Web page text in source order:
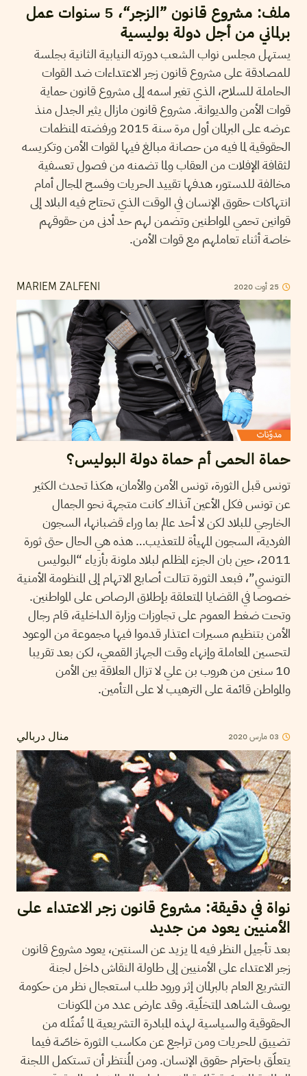
ملف: مشروع قانون ”الزجر“، 5 سنوات عمل
برلماني من أجل دولة بوليسية
يستهل مجلس نواب الشعب دورته النيابية الثانية بجلسة
للمصادقة على مشروع قانون زجر الاعتداءات ضد القوات
الحاملة للسلاح، الذي تغير اسمه إلى مشروع قانون حماية
قوات الأمن والديوانة. مشروع قانون مازال يثير الجدل منذ
عرضه على البرلمان أول مرة سنة 2015 ورفضته المنظمات
الحقوقية لما فيه من حصانة مبالغ فيها لقوات الأمن وتكريسه
لثقافة الإفلات من العقاب ولما تضمنه من فصول تعسفية
مخالفة للدستور، هدفها تقييد الحريات وفسح المجال أمام
انتهاكات حقوق الإنسان في الوقت الذي تحتاج فيه البلاد إلى
قوانين تحمي المواطنين وتضمن لهم حد أدنى من حقوقهم
خاصة أثناء تعاملهم مع قوات الأمن.
MARIEM ZALFENI 25 أوت2020
حماة الحمى أم حماة دولة البوليس؟
تونس قبل الثورة، تونس الأمن والأمان، هكذا تحدث الكثير
عن تونس فكل الأعين آنذاك كانت متجهة نحو الجمال
الخارجي للبلاد لكن لا أحد عالم بما وراء قضبانها، السجون
الفردية، السجون المهيأة للتعذيب… هذه هي الحال حتى ثورة
2011، حين بان الجزء المظلم لبلاد ملونة بأزياء “البوليس
التونسي”، فبعد الثورة تتالت أصابع الاتهام إلى المنظومة الأمنية
خصوصا في القضايا المتعلقة بإطلاق الرصاص على المواطنين.
وتحت ضغط العموم على تجاوزات وزارة الداخلية، قام رجال
الأمن بتنظيم مسيرات اعتذار قدموا فيها مجموعة من الوعود
لتحسين المعاملة وإنهاء وقت الجهاز القمعي، لكن بعد تقريبا
10 سنين من هروب بن علي لا تزال العلاقة بين الأمن
والمواطن قائمة على الترهيب لا على التأمين.
منال دربالي 03مارس2020
نواة في دقيقة: مشروع قانون زجر الاعتداء على
الأمنيين يعود من جديد
بعد تأجيل النظر فيه لما يزيد عن السنتين، يعود مشروع قانون
زجر الاعتداء على الأمنيين إلى طاولة النقاش داخل لجنة
التشريع العام بالبرلمان إثر ورود طلب استعجال نظر من حكومة
يوسف الشاهد المتخلّية. وقد عارض عدد من المكونات
الحقوقية والسياسية لهذه المبادرة التشريعية لما تُمثّله من
تضييق للحريات ومن تراجع عن مكاسب الثورة خاصّة فيما
يتعلّق باحترام حقوق الإنسان. ومن المُنتظر أن تستكمل اللجنة